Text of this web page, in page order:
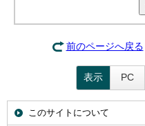
前のページへ戻る
表示 PC
このサイトについて